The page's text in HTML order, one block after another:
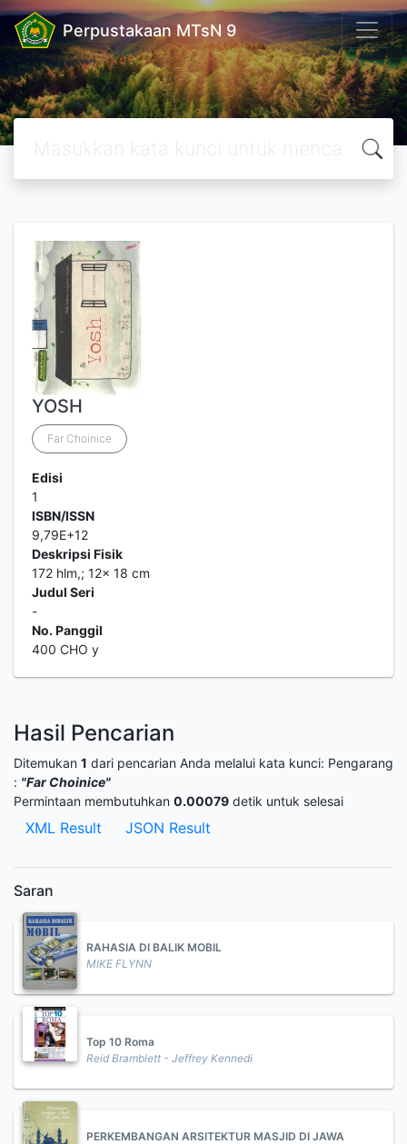
Perpustakaan MTsN 9
YOSH
Far Choinice
Edisi
1
ISBN/ISSN
9,79E+12
Deskripsi Fisik
172 hlm,; 12x 18 cm
Judul Seri
-
No. Panggil
400 CHO y
Hasil Pencarian
Ditemukan 1 dari pencarian Anda melalui kata kunci: Pengarang
: "Far Choinice"
Permintaan membutuhkan 0.00079 detik untuk selesai
XML Result JSON Result
Saran
RAHASIA DI BALIK MOBIL
MIKE FLYNN
Top 10 Roma
Reid Bramblett - Jeffrey Kennedi
PERKEMBANGAN ARSITEKTUR MASJID DI JAWA